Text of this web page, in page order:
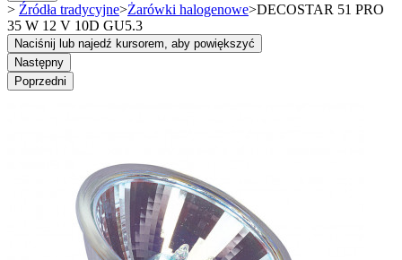
> Źródła tradycyjne>Żarówki halogenowe>DECOSTAR 51 PRO
35 W 12 V 10D GU5.3
Naciśnij lub najedź kursorem, aby powiększyć
Następny
Poprzedni